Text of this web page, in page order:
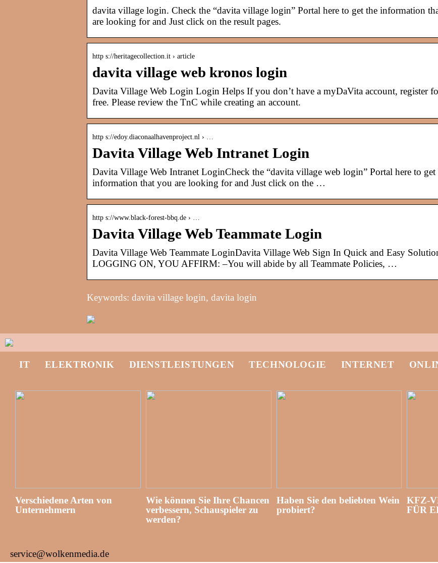
davita village login. Check the “davita village login” Portal here to get the information
are looking for and Just click on the result pages.
http s://heritagecollection.it › article
davita village web kronos login
Davita Village Web Login Login Helps If you don’t have a myDaVita account, register
free. Please review the TnC while creating an account.
http s://edoy.diaconaalhavenproject.nl › …
Davita Village Web Intranet Login
Davita Village Web Intranet LoginCheck the “davita village web login” Portal here to get
information that you are looking for and Just click on the …
http s://www.black-forest-bbq.de › …
Davita Village Web Teammate Login
Davita Village Web Teammate LoginDavita Village Web Sign In Quick and Easy
LOGGING ON, YOU AFFIRM: –You will abide by all Teammate Policies, …
Keywords: davita village login, davita login
IT ELEKTRONIK DIENSTLEISTUNGEN TECHNOLOGIE INTERNET
Verschiedene Arten von
Unternehmern
Wie können Sie Ihre Chancen
verbessern, Schauspieler zu
werden?
Haben Sie den beliebten Wein
probiert?
KFZ-
FÜR
service@wolkenmedia.de